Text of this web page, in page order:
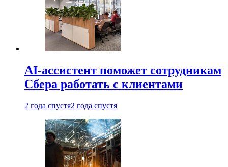
AI-ассистент поможет сотрудникам
Сбера работать с клиентами
2 года спустя2 года спустя